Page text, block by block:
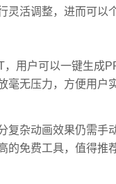
活调整，进而可以个
用户可以一键生成
毫无压力，方便用
复杂动画效果仍需
免费工具，值得推